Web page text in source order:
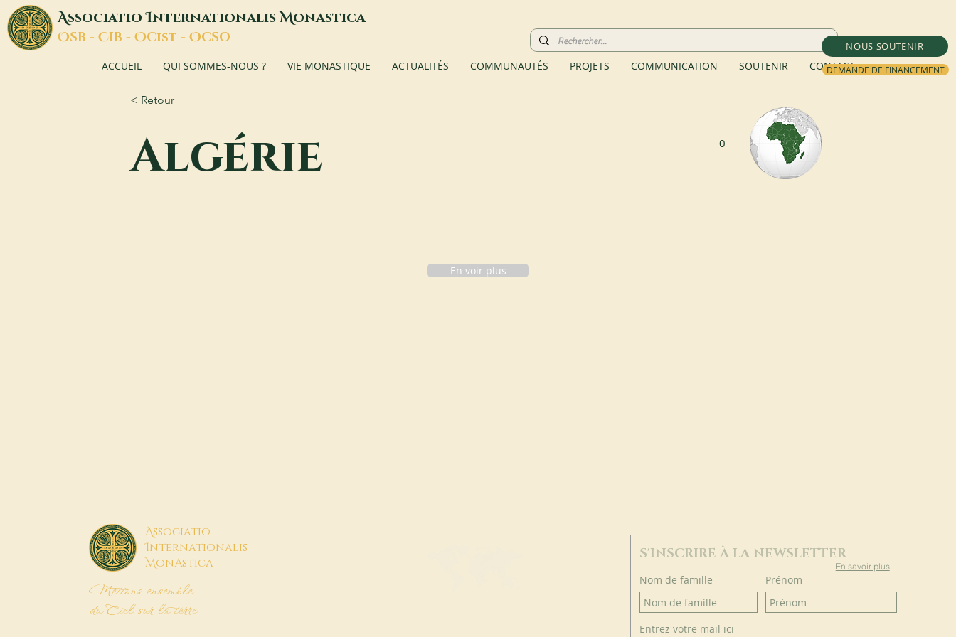
NOUS SOUTENIR
DEMANDE DE FINANCEMENT
AssociatioInternationalisMonastica
OSB - CIB - OCist - OCSO
ACCUEIL QUI SOMMES-NOUS ? VIE MONASTIQUE ACTUALITÉS COMMUNAUTÉS PROJETS COMMUNICATION SOUTENIR CONTACT
< Retour
Algérie 0
En voir plus
Associatio
Internationalis
MonAstica
Mettons ensemble
du Ciel sur la terre
S'INSCRIRE À LA NEWSLETTER
En savoir plus
Nom de famille Prénom
Entrez votre mail ici